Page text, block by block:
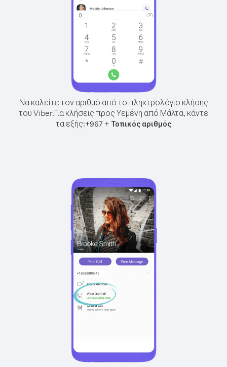
Να καλείτε τον αριθμό από το πληκτρολόγιο κλήσης
του Viber.Για κλήσεις προς Υεμένη από Μάλτα, κάντε
τα εξής:+967 + Τοπικός αριθμός